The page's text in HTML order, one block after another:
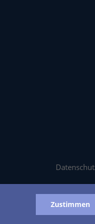
Zustimmen